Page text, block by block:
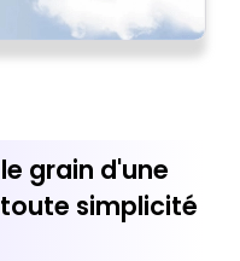
grain d'une
simplicité